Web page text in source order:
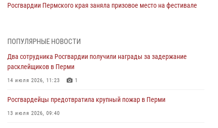
Росгвардии Пермского края заняла призовое место на фестивале
юных спортсменов
03 августа 2026, 10:59
30 июля 2026, 05:19
ПОПУЛЯРНЫЕ НОВОСТИ
Два сотрудника Росгвардии получили награды за задержание
расклейщиков в Перми
14 июля 2026, 11:23 1
Росгвардейцы предотвратила крупный пожар в Перми
13 июля 2026, 09:40